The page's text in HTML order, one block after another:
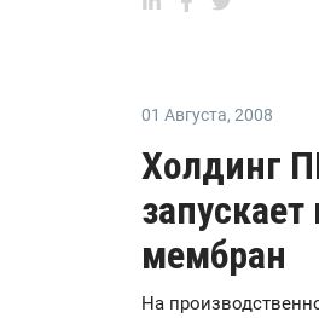
01 Августа, 2008
Холдинг
мембран
На